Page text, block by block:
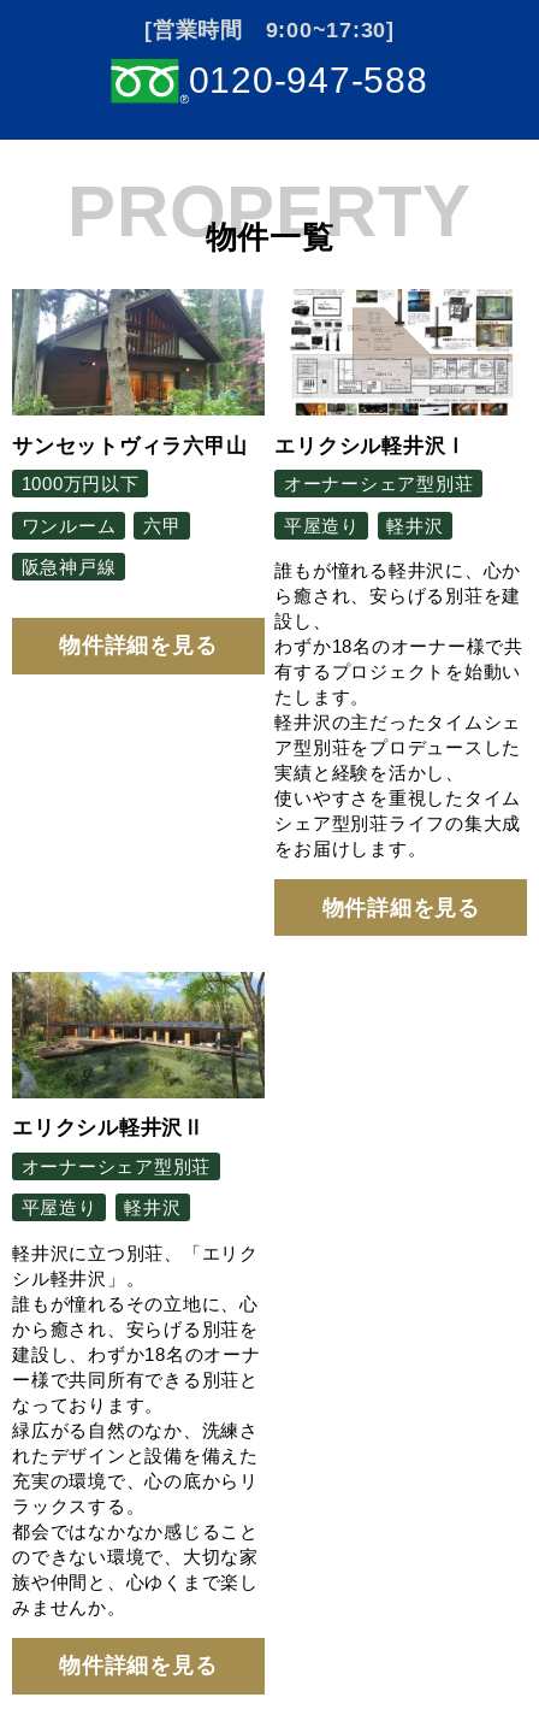
[営業時間 9:00~17:30]
0120-947-588
PROPERTY
物件一覧
サンセットヴィラ六甲山
1000万円以下
ワンルーム 六甲
阪急神戸線
物件詳細を見る
エリクシル軽井沢Ⅰ
オーナーシェア型別荘
平屋造り 軽井沢
誰もが憧れる軽井沢に、心か
ら癒され、安らげる別荘を建
設し、
わずか18名のオーナー様で共
有するプロジェクトを始動い
たします。
軽井沢の主だったタイムシェ
ア型別荘をプロデュースした
実績と経験を活かし、
使いやすさを重視したタイム
シェア型別荘ライフの集大成
をお届けします。
物件詳細を見る
エリクシル軽井沢Ⅱ
オーナーシェア型別荘
平屋造り 軽井沢
軽井沢に立つ別荘、「エリク
シル軽井沢」。
誰もが憧れるその立地に、心
から癒され、安らげる別荘を
建設し、わずか18名のオーナ
ー様で共同所有できる別荘と
なっております。
緑広がる自然のなか、洗練さ
れたデザインと設備を備えた
充実の環境で、心の底からリ
ラックスする。
都会ではなかなか感じること
のできない環境で、大切な家
族や仲間と、心ゆくまで楽し
みませんか。
物件詳細を見る